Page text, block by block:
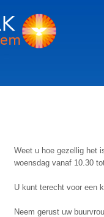
Weet u hoe gezellig het
woensdag vanaf 10.30
U kunt terecht voor een
Neem gerust uw